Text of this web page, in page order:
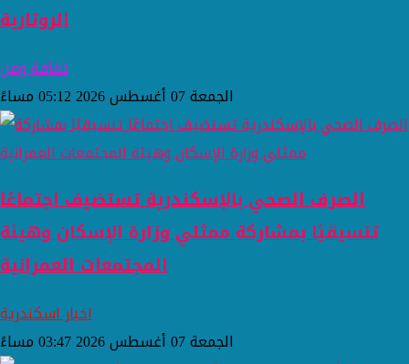
الروتارية
ثقافة وفن
الجمعة 07 أغسطس 2026 05:12 مساءً
الصرف الصحي بالإسكندرية تستضيف اجتماعًا
تنسيقيًا بمشاركة ممثلي وزارة الإسكان وهيئة
المجتمعات العمرانية
اخبار اسكندرية
الجمعة 07 أغسطس 2026 03:47 مساءً